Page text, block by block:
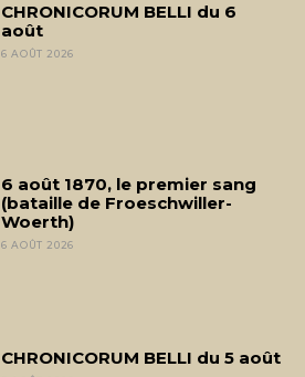
CHRONICORUM BELLI du 6
août
6 AOÛT 2026
6 août 1870, le premier sang
(bataille de Froeschwiller-
Woerth)
6 AOÛT 2026
CHRONICORUM BELLI du 5 août